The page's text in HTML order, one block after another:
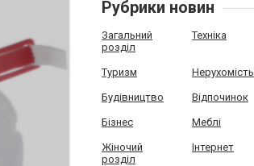
Рубрики новин
Загальний
розділ
Техніка
Туризм Нерухомість
Будівництво Відпочинок
Бізнес Меблі
Жіночий
розділ
Інтернет